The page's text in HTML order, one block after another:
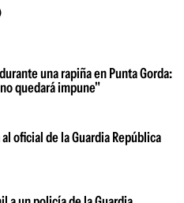
una rapiña en Punta Gorda:
quedará impune"
oficial de la Guardia República